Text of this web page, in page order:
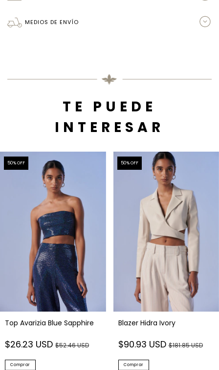
MEDIOS DE ENVÍO
TE PUEDE
INTERESAR
50% OFF
Top Avarizia Blue Sapphire
$26.23 USD $52.46 USD
Comprar
50% OFF
Blazer Hidra Ivory
$90.93 USD$181.85 USD
Comprar